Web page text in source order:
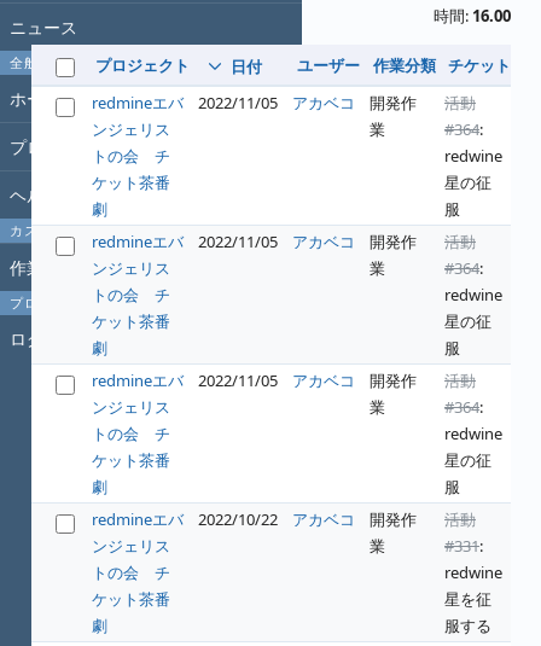
ニュース
全般
ホーム
プロジェクト
ヘルプ
カスタムクエリ
作業時間
プロフィール
ログイン
時間: 16.00
プロジェクト 日付 ユーザー 作業分類 チケット
redmineエバ
ンジェリス
トの会 チ
ケット茶番
劇
2022/11/05 アカベコ
開発作
業
活動
#364:
redwine
星の征
服
redmineエバ
ンジェリス
トの会 チ
ケット茶番
劇
2022/11/05 アカベコ
開発作
業
活動
#364:
redwine
星の征
服
redmineエバ
ンジェリス
トの会 チ
ケット茶番
劇
2022/11/05 アカベコ
開発作
業
活動
#364:
redwine
星の征
服
redmineエバ
ンジェリス
トの会 チ
ケット茶番
劇
2022/10/22 アカベコ
開発作
業
活動
#331:
redwine
星を征
服する